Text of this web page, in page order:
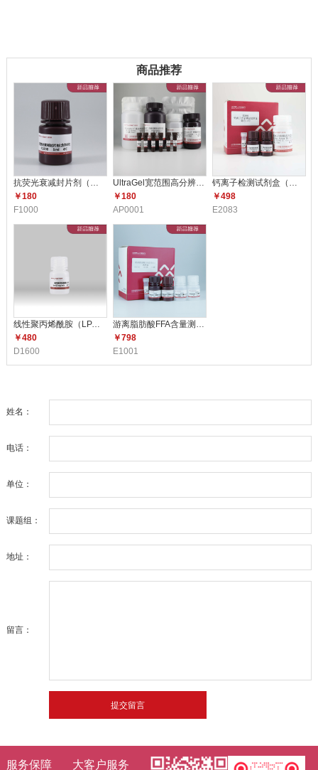
商品推荐
抗荧光衰减封片剂（含DAPI）F10
￥180
F1000
UltraGel宽范围高分辨配胶试剂
￥180
AP0001
钙离子检测试剂盒（比色法） E2
￥498
E2083
线性聚丙烯酰胺（LPA）（5mg/m
￥480
D1600
游离脂肪酸FFA含量测定试剂盒 E1
￥798
E1001
姓名：
电话：
单位：
课题组：
地址：
留言：
服务保障 大客户服务